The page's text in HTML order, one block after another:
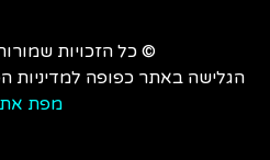
© כל הזכויות שמורות שנת
הגלישה באתר כפופה למדיניות
מפת